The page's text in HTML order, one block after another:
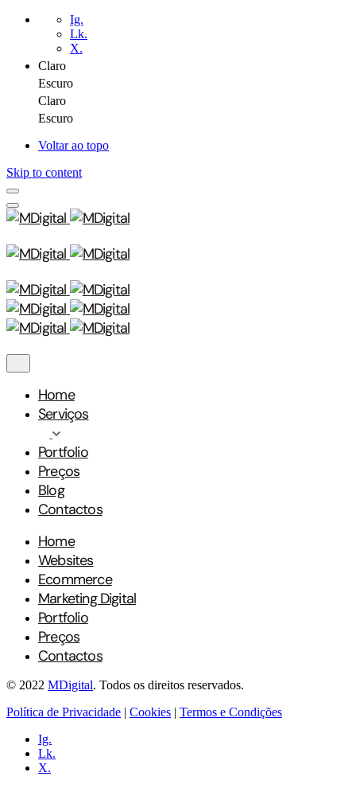
Ig.
Lk.
X.
Claro
Escuro
Claro
Escuro
Voltar ao topo
Skip to content
Home
Serviços
Portfolio
Preços
Blog
Contactos
Home
Websites
Ecommerce
Marketing Digital
Portfolio
Preços
Contactos
© 2022 MDigital. Todos os direitos reservados.
Política de Privacidade | Cookies | Termos e Condições
Ig.
Lk.
X.